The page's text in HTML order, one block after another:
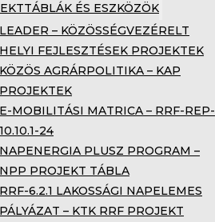
ÉS ESZKÖZÖK
LEADER – KÖZÖSSÉGVEZÉRELT
HELYI FEJLESZTÉSEK PROJEKTEK
KÖZÖS AGRÁRPOLITIKA – KAP
PROJEKTEK
E-MOBILITÁSI MATRICA – RRF-REP-
10.10.1-24
NAPENERGIA PLUSZ PROGRAM –
NPP PROJEKT TÁBLA
RRF-6.2.1 LAKOSSÁGI NAPELEMES
PÁLYÁZAT – KTK RRF PROJEKT